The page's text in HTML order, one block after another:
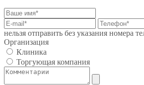
нельзя отправить без указания номера
Организация
Клиника
Торгующая компания